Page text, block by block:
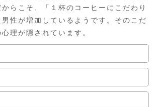
らこそ、「１杯のコーヒーにこだわり
性が増加しているようです。そのこだ
理が隠されています。